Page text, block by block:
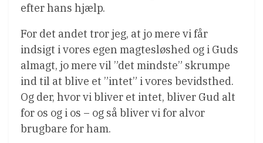
efter hans hjælp.
For det andet tror jeg, at jo mere vi får
indsigt i vores egen magtesløshed og i Guds
almagt, jo mere vil ”det mindste” skrumpe
ind til at blive et ”intet” i vores bevidsthed.
Og der, hvor vi bliver et intet, bliver Gud alt
for os og i os – og så bliver vi for alvor
brugbare for ham.